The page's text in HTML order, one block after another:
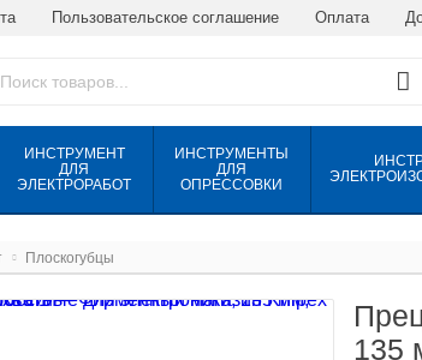
Пользовательское соглашение Оплата
ИНСТРУМЕНТ
ДЛЯ
ЭЛЕКТРОРАБОТ
ИНСТРУМЕНТЫ
ДЛЯ
ОПРЕССОВКИ
Плоскогубцы
135